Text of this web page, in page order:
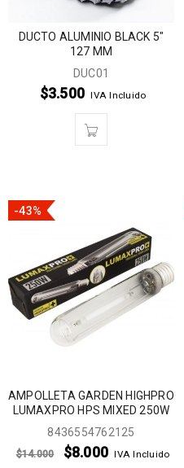
DUCTO ALUMINIO BLACK 5″
127 MM
DUC01
$3.500 IVA Incluido
-43%
AMPOLLETA GARDEN HIGHPRO
LUMAXPRO HPS MIXED 250W
8436554762125
$14.000 $8.000 IVA Incluido